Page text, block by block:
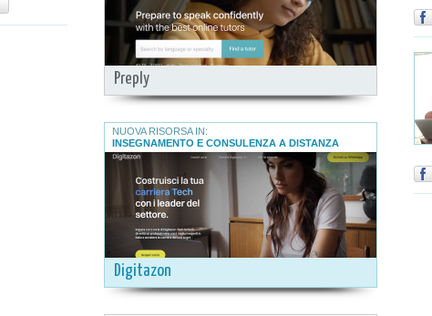
Preply
Digitazon
NUOVA RISORSA IN:
INSEGNAMENTO E CONSULENZA A DISTANZA